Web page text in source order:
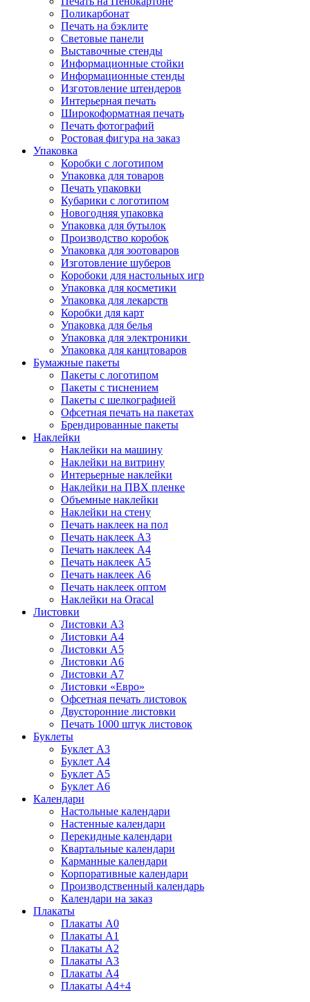
Поликарбонат
Печать на бэклите
Световые панели
Выставочные стенды
Информационные стойки
Информационные стенды
Изготовление штендеров
Интерьерная печать
Широкоформатная печать
Печать фотографий
Ростовая фигура на заказ
Упаковка
Коробки с логотипом
Упаковка для товаров
Печать упаковки
Кубарики с логотипом
Новогодняя упаковка
Упаковка для бутылок
Производство коробок
Упаковка для зоотоваров
Изготовление шуберов
Коробоки для настольных игр
Упаковка для косметики
Упаковка для лекарств
Коробки для карт
Упаковка для белья
Упаковка для электроники
Упаковка для канцтоваров
Бумажные пакеты
Пакеты с логотипом
Пакеты с тиснением
Пакеты с шелкографией
Офсетная печать на пакетах
Брендированные пакеты
Наклейки
Наклейки на машину
Наклейки на витрину
Интерьерные наклейки
Наклейки на ПВХ пленке
Объемные наклейки
Наклейки на стену
Печать наклеек на пол
Печать наклеек А3
Печать наклеек А4
Печать наклеек А5
Печать наклеек А6
Печать наклеек оптом
Наклейки на Oracal
Листовки
Листовки А3
Листовки А4
Листовки А5
Листовки А6
Листовки А7
Листовки «Евро»
Офсетная печать листовок
Двусторонние листовки
Печать 1000 штук листовок
Буклеты
Буклет А3
Буклет А4
Буклет А5
Буклет А6
Календари
Настольные календари
Настенные календари
Перекидные календари
Квартальные календари
Карманные календари
Корпоративные календари
Производственный календарь
Календари на заказ
Плакаты
Плакаты А0
Плакаты А1
Плакаты А2
Плакаты А3
Плакаты А4
Плакаты А4+4